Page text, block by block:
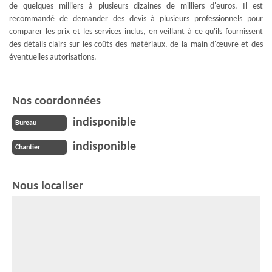
de quelques milliers à plusieurs dizaines de milliers d'euros. Il est
recommandé de demander des devis à plusieurs professionnels pour
comparer les prix et les services inclus, en veillant à ce qu'ils fournissent
des détails clairs sur les coûts des matériaux, de la main-d'œuvre et des
éventuelles autorisations.
Nos coordonnées
Bureau indisponible
Chantier indisponible
Nous localiser